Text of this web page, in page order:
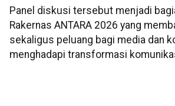
Panel diskusi tersebut menjadi
Rakernas ANTARA 2026 yang
sekaligus peluang bagi media dan
menghadapi transformasi